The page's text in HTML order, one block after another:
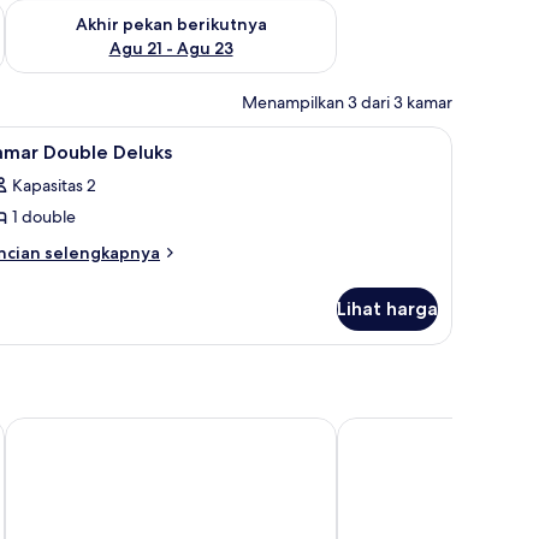
Agu 14 - Agu 16
Akhir pekan berikutnya
Agu 21 - Agu 23
Periksa ketersediaan untuk akhir pekan berikutnya Agu 21 -
Menampilkan 3 dari 3 kamar
5 Double Deluks
Kapasitas 2
1 double
selengkapnya
Lihat harga
Lombok Raya Hotel Hotel Bidari Lombok